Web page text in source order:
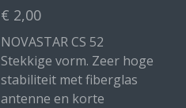
€ 2,00
NOVASTAR CS 52
Stekkige vorm. Zeer hoge
stabiliteit met fiberglas
antenne en korte